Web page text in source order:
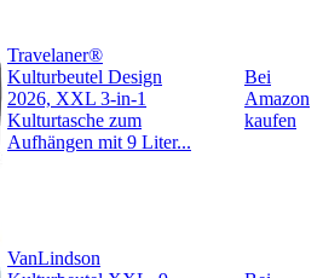
Travelaner®
Kulturbeutel Design
2026, XXL 3-in-1
Kulturtasche zum
Aufhängen mit 9 Liter...
Bei
Amazon
kaufen
VanLindson